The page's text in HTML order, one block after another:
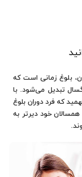
بلوغ زمانی است که
تبدیل می‌شود. با
که فرد دوران بلوغ
خود دیرتر به